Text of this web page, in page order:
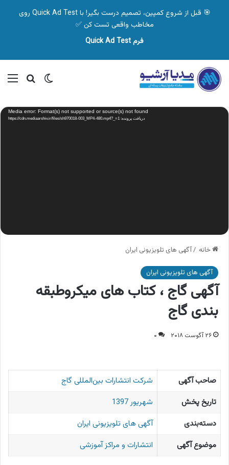
🎯 قبل از شروع کمپین، تصمیم درست بگیر! با Quick Ad Test روی
مخاطب واقعی تست کن ✅
فرم Quick Ad Test
تغییر پوسته
نمایشگر
ویدیو Media error: Format(s) not supported or source(s) not found
دریافت پرونده: https://cdn.mediaarshiv.ir/files/sh970018-003_MP4-480.mp4?_=1
خانه /آگهی های تلویزیونی ایران
آگهی های تلویزیونی ایران
آگهی گاج ، کتاب های میکروطبقه
بندی گاج
۲۶ آگوست ۲۰۱۸ ۰
صاحب آگهی
شرکت انتشارات بین‌المللی گاج
تاریخ پخش
شهریور 1397
دسته‌بندی
آگهی های تلویزیونی ایران
موضوع آگهی
انتشارات و مراکز آموزشی